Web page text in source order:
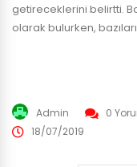
getireceklerini belirtti.
olarak bulurken,
Admin 0
18/07/2019